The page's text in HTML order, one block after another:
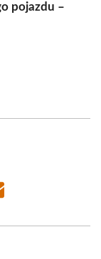
pojazdu –